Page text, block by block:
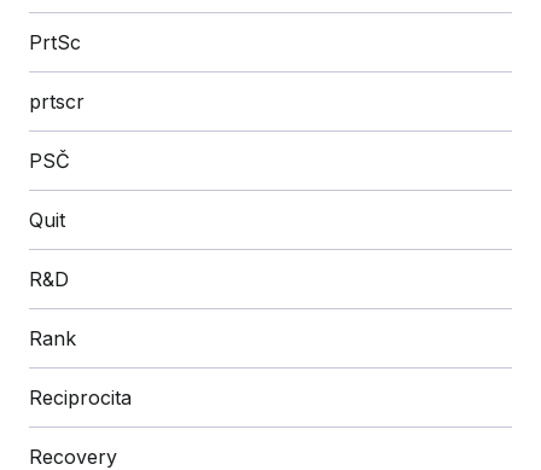
PrtSc
prtscr
PSČ
Quit
R&D
Rank
Reciprocita
Recovery